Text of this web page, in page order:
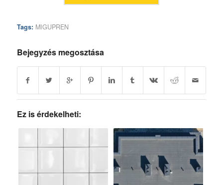
Tags: MIGUPREN
Bejegyzés megosztása
Ez is érdekelheti: